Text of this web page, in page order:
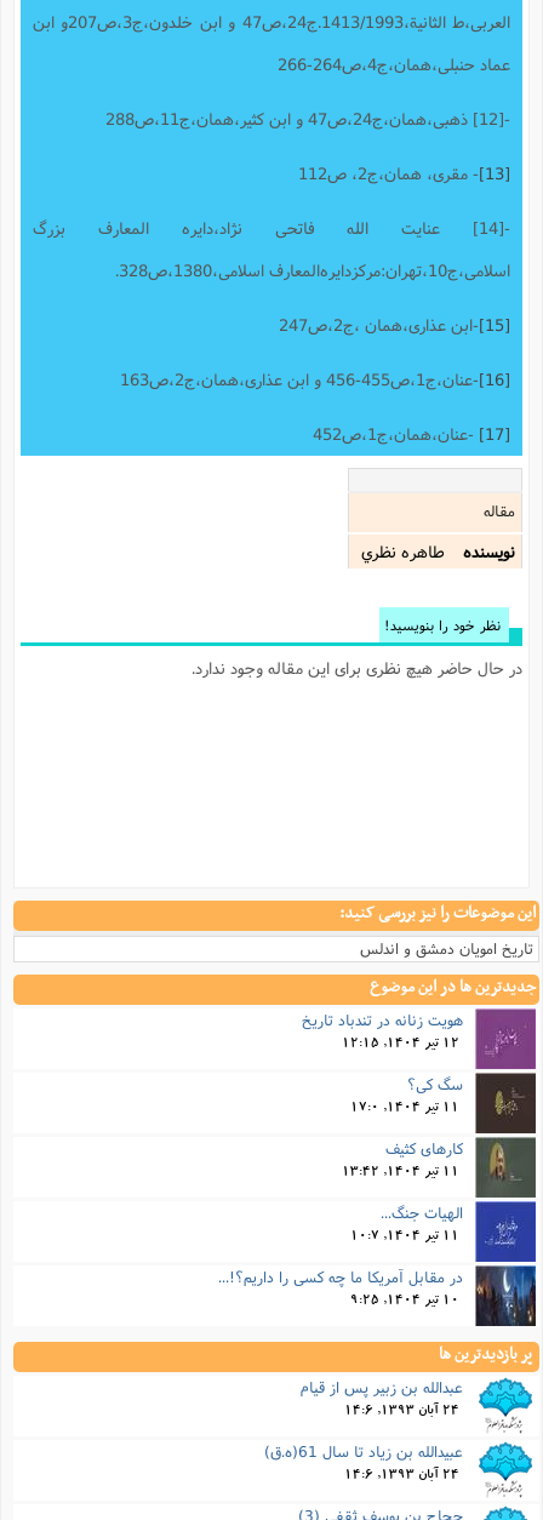
العربى،ط الثانیة،1413/1993.ج24،ص47 و ابن خلدون،ج3،ص207و ابن
عماد حنبلی،همان،ج4،ص264-266
-[12] ذهبی،همان،ج24،ص47 و ابن کثیر،همان،ج‌11،ص288
- مقرى، همان،ج2، ص112
-[14] عنایت الله فاتحی نژاد،دایره المعارف بزرگ
اسلامی،ج10،تهران:مرکزدایره‌المعارف اسلامی،1380،ص328.
-ابن عذاری،همان ،ج2،ص247
-عنان،ج1،ص455-456 و ابن عذاری،همان،ج2،ص163
-عنان،همان،ج1،ص452
مقاله
نویسنده
طاهره نظري
نظر خود را بنویسید!
در حال حاضر هیچ نظری برای این مقاله وجود ندارد.
این موضوعات را نیز بررسی کنید:
تاریخ امویان دمشق و اندلس
جدیدترین ها در این موضوع
هویت زنانه در تندباد تاریخ
12 تیر 1404, 12:15
سگ کی؟
11 تیر 1404, 17:0
کارهای کثیف
11 تیر 1404, 13:42
الهیات جنگ...
11 تیر 1404, 10:7
در مقابل آمریکا ما چه کسی را داریم؟!...
10 تیر 1404, 9:25
پر بازدیدترین ها
عبدالله بن زبیر پس از قیام
24 آبان 1393, 14:6
عبیدالله بن زیاد تا سال 61(ه.ق)
24 آبان 1393, 14:6
حجاج بن یوسف ثقفی (3)